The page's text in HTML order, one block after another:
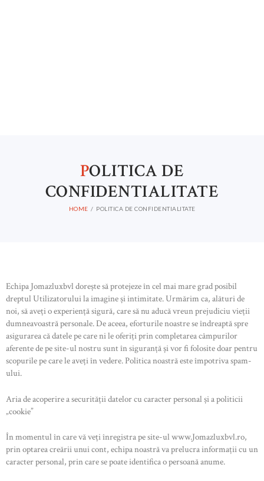
POLITICA DE
CONFIDENTIALITATE
HOME POLITICA DE CONFIDENTIALITATE
Echipa Jomazluxbvl dorește să protejeze în cel mai mare grad posibil
dreptul Utilizatorului la imagine și intimitate. Urmărim ca, alături de
noi, să aveți o experiență sigură, care să nu aducă vreun prejudiciu vieții
dumneavoastră personale. De aceea, eforturile noastre se îndreaptă spre
asigurarea că datele pe care ni le oferiți prin completarea câmpurilor
aferente de pe site-ul nostru sunt în siguranță și vor fi folosite doar pentru
scopurile pe care le aveți în vedere. Politica noastră este împotriva spam-
ului.
Aria de acoperire a securității datelor cu caracter personal și a politicii
„cookie”
În momentul în care vă veți înregistra pe site-ul www.Jomazluxbvl.ro,
prin optarea creării unui cont, echipa noastră va prelucra informații cu un
caracter personal, prin care se poate identifica o persoană anume.